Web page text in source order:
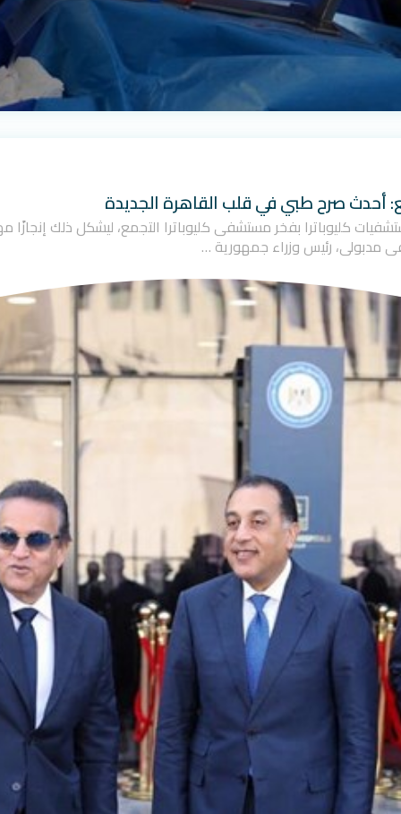
أحدث صرح طبي في قلب القاهرة الجديدة
مجموعة مستشفيات كليوباترا بفخر مستشفى كليوباترا التجمع، ليشكل ذلك
مدبولي، رئيس وزراء جمهورية …